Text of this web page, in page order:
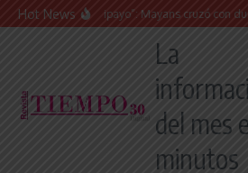
Saltar al contenido
Hot News
“Presidente cipayo”: Mayans cruzó con
La
del mes
minutos